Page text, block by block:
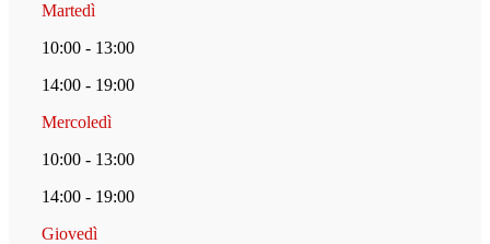
Martedì
10:00 - 13:00
14:00 - 19:00
Mercoledì
10:00 - 13:00
14:00 - 19:00
Giovedì